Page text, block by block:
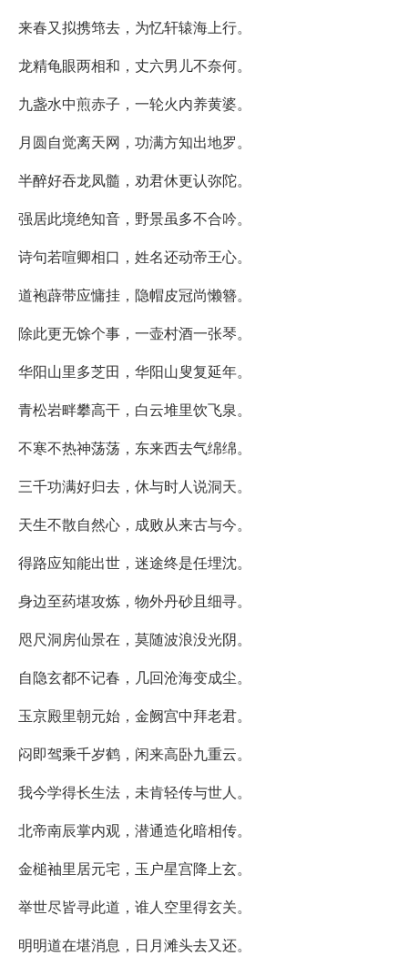
来春又拟携筇去，为忆轩辕海上行。
龙精龟眼两相和，丈六男儿不奈何。
九盏水中煎赤子，一轮火内养黄婆。
月圆自觉离天网，功满方知出地罗。
半醉好吞龙凤髓，劝君休更认弥陀。
强居此境绝知音，野景虽多不合吟。
诗句若喧卿相口，姓名还动帝王心。
道袍薜带应慵挂，隐帽皮冠尚懒簪。
除此更无馀个事，一壶村酒一张琴。
华阳山里多芝田，华阳山叟复延年。
青松岩畔攀高干，白云堆里饮飞泉。
不寒不热神荡荡，东来西去气绵绵。
三千功满好归去，休与时人说洞天。
天生不散自然心，成败从来古与今。
得路应知能出世，迷途终是任埋沈。
身边至药堪攻炼，物外丹砂且细寻。
咫尺洞房仙景在，莫随波浪没光阴。
自隐玄都不记春，几回沧海变成尘。
玉京殿里朝元始，金阙宫中拜老君。
闷即驾乘千岁鹤，闲来高卧九重云。
我今学得长生法，未肯轻传与世人。
北帝南辰掌内观，潜通造化暗相传。
金槌袖里居元宅，玉户星宫降上玄。
举世尽皆寻此道，谁人空里得玄关。
明明道在堪消息，日月滩头去又还。